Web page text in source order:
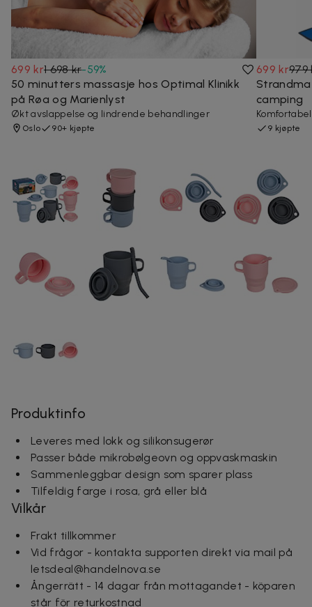
699 kr1 698 kr-59%
50 minutters massasje hos Optimal Klinikk
på Røa og Marienlyst
Økt avslappelse og lindrende behandlinger
Oslo 90+ kjøpte
699 kr979
camping
9 kjøpte
Produktinfo
Leveres med lokk og silikonsugerør
Passer både mikrobølgeovn og oppvaskmaskin
Sammenleggbar design som sparer plass
Tilfeldig farge i rosa, grå eller blå
Vilkår
Frakt tillkommer
Vid frågor - kontakta supporten direkt via mail på
letsdeal@handelnova.se
Ångerrätt - 14 dagar från mottagandet - köparen
står för returkostnad